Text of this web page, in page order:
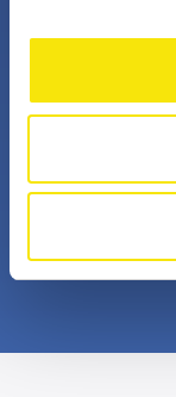
+
professionals